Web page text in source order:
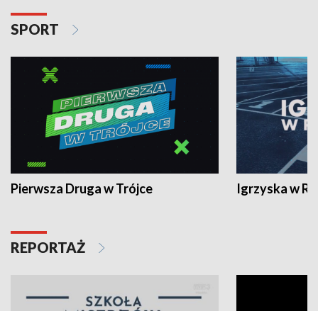
SPORT
Pierwsza Druga w Trójce Igrzyska w
REPORTAŻ